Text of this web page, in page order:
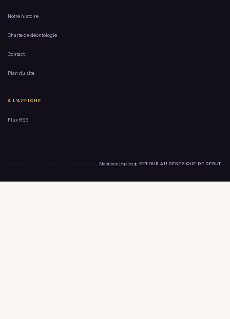
Notre histoire
Charte de déontologie
Contact
Plan du site
À L'AFFICHE
Flux RSS
Mentions légales ⏫ RETOUR AU GÉNÉRIQUE DE DÉBUT